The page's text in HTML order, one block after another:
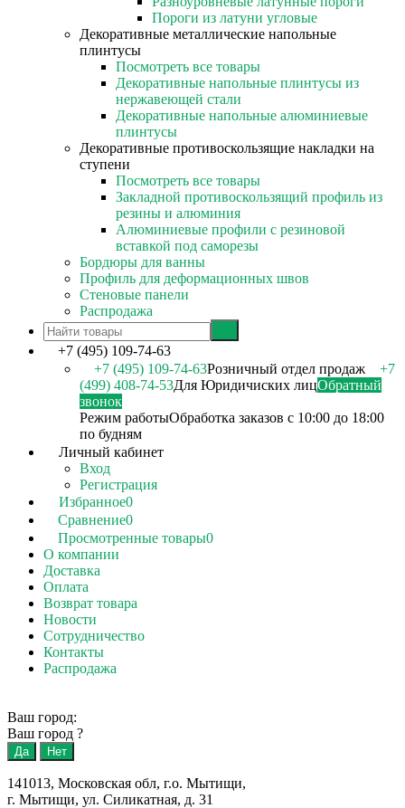
Пороги из латуни угловые
Декоративные металлические напольные
плинтусы
Посмотреть все товары
Декоративные напольные плинтусы из
нержавеющей стали
Декоративные напольные алюминиевые
плинтусы
Декоративные противоскользящие накладки на
ступени
Посмотреть все товары
Закладной противоскользящий профиль из
резины и алюминия
Алюминиевые профили с резиновой
вставкой под саморезы
Бордюры для ванны
Профиль для деформационных швов
Стеновые панели
Распродажа
+7 (495) 109-74-63
+7 (495) 109-74-63Розничный отдел продаж
+7
(499) 408-74-53Для Юридичиских лицОбратный
звонок
Режим работыОбработка заказов с 10:00 до 18:00
по будням
Личный кабинет
Вход
Регистрация
Избранное0
Сравнение0
Просмотренные товары0
О компании
Доставка
Оплата
Возврат товара
Новости
Сотрудничество
Контакты
Распродажа
Ваш город:
Ваш город ?
141013, Московская обл, г.о. Мытищи,
г. Мытищи, ул. Силикатная, д. 31